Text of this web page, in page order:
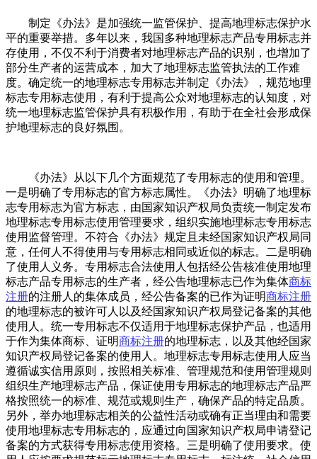
制定《办法》是加强统一监管保护、提高地理标志保护水
平的重要举措。多年以来，我国多种地理标志产品专用标志并
存使用，不仅不利于消费者对地理标志产品的识别，也增加了
部分生产者的运营成本，加大了地理标志监管执法的工作难
度。确定统一的地理标志专用标志并制定《办法》，规范地理
标志专用标志使用，有利于提高公众对地理标志的认知度，对
统一地理标志监管保护具有积极作用，有助于在全社会形成保
护地理标志的良好氛围。
《办法》从以下几个方面规范了专用标志的使用和管理。
一是明确了专用标志的官方标志属性。《办法》明确了地理标
志专用标志为官方标志，由国家知识产权局负责统一制定发布
地理标志专用标志使用管理要求，组织实施地理标志专用标志
使用监督管理。不符合《办法》规定且未经国家知识产权局同
意，任何人不得使用与专用标志相同或近似的标志。二是明确
了使用人义务。专用标志合法使用人包括经公告核准使用地理
标志产品专用标志的生产者，经公告地理标志已作为集体商标
注册的注册人的集体成员，经公告备案的已作为证明商标注册
的地理标志的被许可人以及经国家知识产权局登记备案的其他
使用人。统一专用标志不仅适用于地理标志保护产品，也适用
于作为集体商标、证明商标注册的地理标志，以及其他经国家
知识产权局登记备案的使用人。地理标志专用标志使用人应当
遵循诚实信用原则，按照相关标准、管理规范和使用管理规则
组织生产地理标志产品，保证使用专用标志的地理标志产品严
格按照统一的标准、规范或规则生产，确保产品的特定品质。
另外，举办地理标志相关的公益性活动或确有正当理由和需要
使用地理标志专用标志的，应通过向国家知识产权局申请登记
备案的方式获得专用标志使用资格。三是明确了使用要求。使